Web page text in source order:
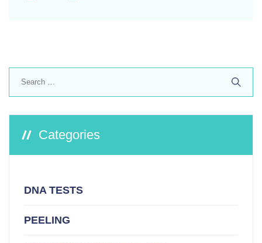
Categories
DNA TESTS
PEELING